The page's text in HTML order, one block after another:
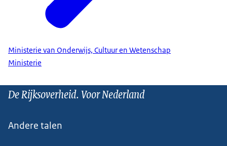
Ministerie van Onderwijs, Cultuur en Wetenschap
Ministerie
De Rijksoverheid. Voor Nederland
Andere talen